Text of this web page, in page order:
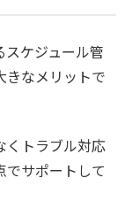
ケジュール管
きなメリットで
くトラブル対応
でサポートして